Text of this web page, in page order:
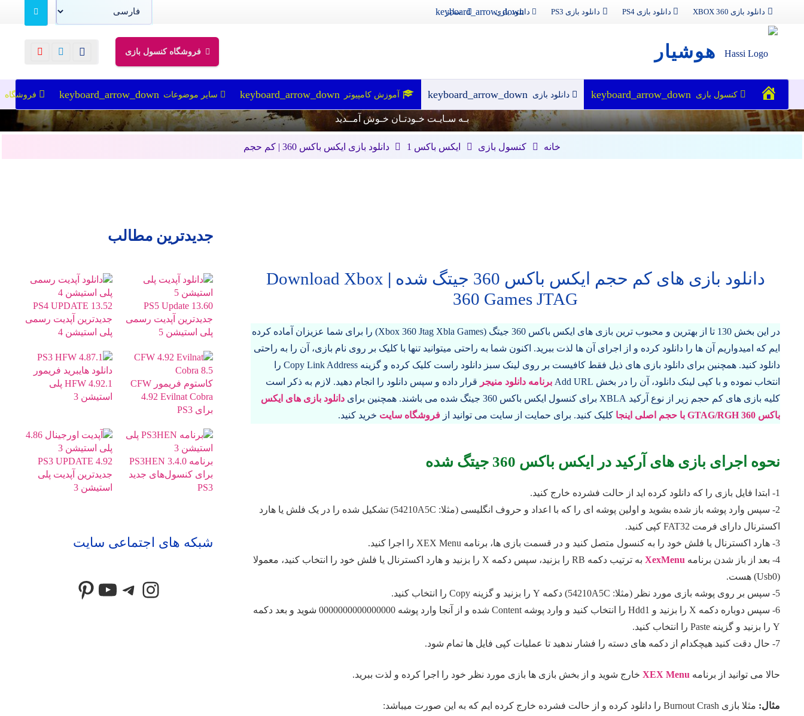
دانلود بازی XBOX 360 دانلود بازی PS4 دانلود بازی PS3 دانلود بازی سایر
هوشیار فروشگاه کنسول بازی
کنسول بازی دانلود بازی آموزش کامپیوتر سایر موضوعات فروشگاه
بـه سـایـت خـودتـان خـوش آمــدید
خانه کنسول بازی ایکس باکس 1 دانلود بازی ایکس باکس 360 | کم حجم
دانلود بازی های کم حجم ایکس باکس 360 جیتگ شده |
Download Xbox
360 Games JTAG
در این بخش 130 تا از بهترین و محبوب ترین بازی های ایکس باکس 360 جیتگ (Xbox 360 Jtag Xbla Games) را برای شما عزیزان آماده کرده
ایم که امیدواریم آن ها را دانلود کرده و از اجرای آن ها لذت ببرید. اکنون شما به راحتی میتوانید تنها با کلیک بر روی نام بازی، آن را به راحتی
دانلود کنید. همچنین برای دانلود بازی های ذیل فقط کافیست بر روی لینک سبز دانلود راست کلیک کرده و گزینه Copy Link Address را
انتخاب نموده و با کپی لینک دانلود، آن را در بخش Add URL
برنامه دانلود منیجر قرار داده و سپس دانلود را انجام دهید. لازم به ذکر است
کلیه بازی های کم حجم زیر از نوع آرکید XBLA برای کنسول ایکس باکس 360 جیتگ شده می باشند. همچنین برای
دانلود بازی های ایکس
باکس 360 GTAG/RGH با حجم اصلی اینجا
کلیک کنید. برای حمایت از سایت می توانید از فروشگاه سایت خرید کنید.
نحوه اجرای بازی های آرکید در ایکس باکس 360 جیتگ شده
1- ابتدا فایل بازی را که دانلود کرده اید از حالت فشرده خارج کنید.
2- سپس وارد پوشه باز شده بشوید و اولین پوشه ای را که با اعداد و حروف انگلیسی (مثلا: 54210A5C) تشکیل شده را در یک فلش یا هارد
اکسترنال دارای فرمت FAT32 کپی کنید.
3- هارد اکسترنال یا فلش خود را به کنسول متصل کنید و در قسمت بازی ها، برنامه XEX Menu را اجرا کنید.
4- بعد از باز شدن برنامه
XexMenu
به ترتیب دکمه RB را بزنید، سپس دکمه X را بزنید و هارد اکسترنال یا فلش خود را انتخاب کنید، معمولا
(Usb0) هست.
5- سپس بر روی پوشه بازی مورد نظر (مثلا: 54210A5C) دکمه Y را بزنید و گزینه Copy را انتخاب کنید.
6- سپس دوباره دکمه X را بزنید و Hdd1 را انتخاب کنید و وارد پوشه Content شده و از آنجا وارد پوشه 0000000000000000 شوید و بعد دکمه
Y را بزنید و گزینه Paste را انتخاب کنید.
7- حال دقت کنید هیچکدام از دکمه های دسته را فشار ندهید تا عملیات کپی فایل ها تمام شود.
حالا می توانید از برنامه XEX Menu خارج شوید و از بخش بازی ها بازی مورد نظر خود را اجرا کرده و لذت ببرید.
مثال: مثلا بازی Burnout Crash را دانلود کرده و از حالت فشرده خارج کرده ایم که به این صورت میباشد:
جدیدترین مطالب
PS5 Update 13.60
جدیدترین آپدیت رسمی
پلی استیشن 5
PS4 UPDATE 13.52
جدیدترین آپدیت رسمی
پلی استیشن 4
کاستوم فریمور CFW
4.92 Evilnat Cobra
برای PS3
دانلود هایبرید فریمور
HFW 4.92.1 پلی
استیشن 3
برنامه PS3HEN 3.4.0
برای کنسول‌های جدید
PS3
PS3 UPDATE 4.92
جدیدترین آپدیت پلی
استیشن 3
شبکه های اجتماعی سایت
Instagram
Telegram
YouTube
Pinterest